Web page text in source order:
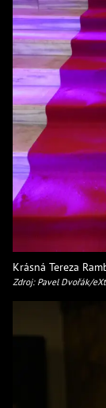
Krásná Tereza
Zdroj: Pavel Dvořák/